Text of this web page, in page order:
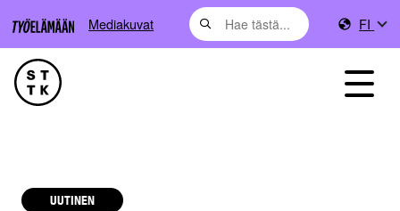
Mediakuvat FI
UUTINEN